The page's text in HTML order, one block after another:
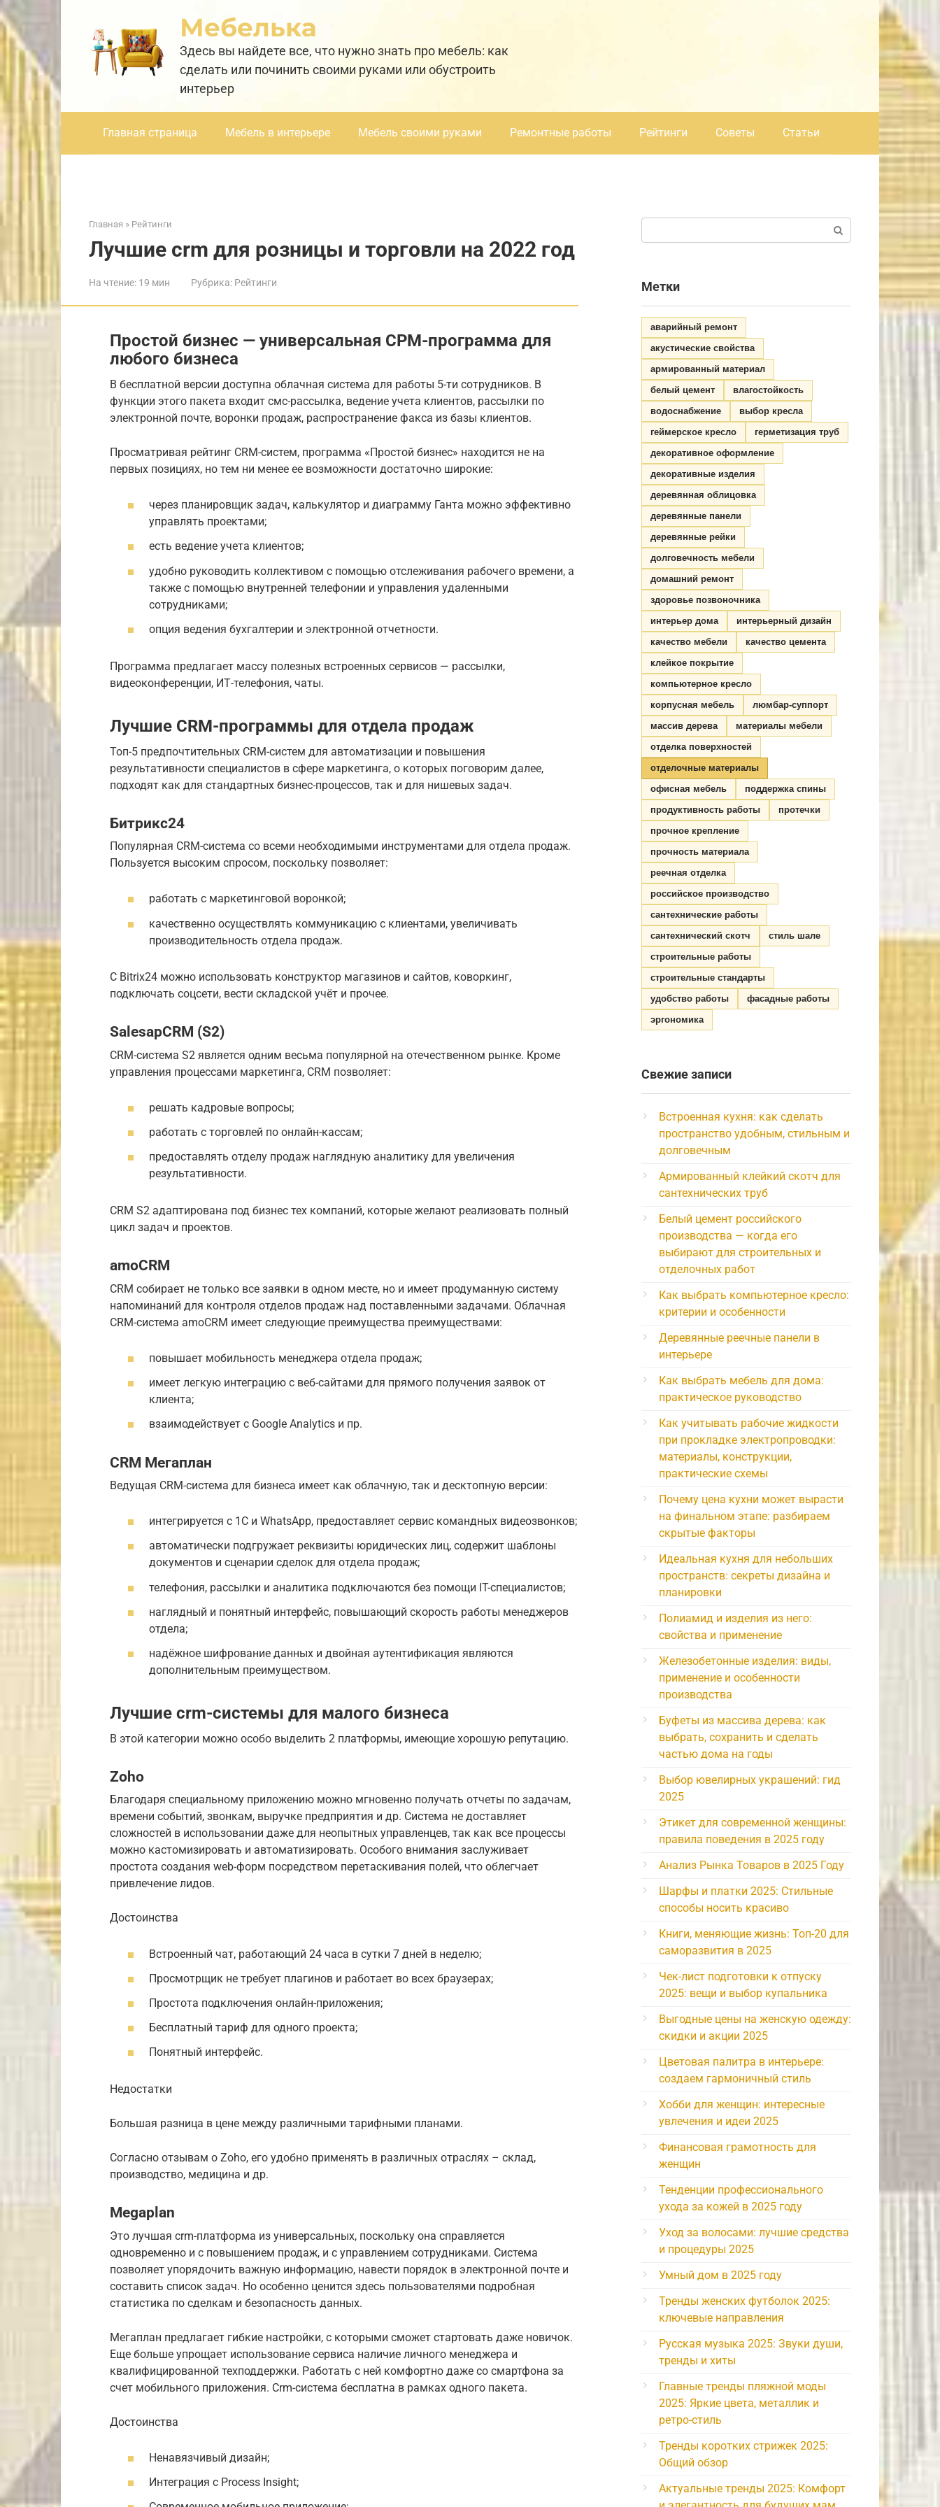
Перейти
к
контенту
Мебелька
Здесь вы найдете все, что нужно знать про мебель: как
сделать или починить своими руками или обустроить
интерьер
Главная страница Мебель в интерьере Мебель своими руками Ремонтные работы Рейтинги Советы Статьи
Главная » Рейтинги
Лучшие crm для розницы и торговли на 2022 год
На чтение: 19 мин Рубрика: Рейтинги
Простой бизнес — универсальная СРМ-программа для
любого бизнеса
В бесплатной версии доступна облачная система для работы 5-ти сотрудников. В
функции этого пакета входит смс-рассылка, ведение учета клиентов, рассылки по
электронной почте, воронки продаж, распространение факса из базы клиентов.
Просматривая рейтинг CRM-систем, программа «Простой бизнес» находится не на
первых позициях, но тем ни менее ее возможности достаточно широкие:
через планировщик задач, калькулятор и диаграмму Ганта можно эффективно
управлять проектами;
есть ведение учета клиентов;
удобно руководить коллективом с помощью отслеживания рабочего времени, а
также с помощью внутренней телефонии и управления удаленными
сотрудниками;
опция ведения бухгалтерии и электронной отчетности.
Программа предлагает массу полезных встроенных сервисов — рассылки,
видеоконференции, ИТ-телефония, чаты.
Лучшие CRM-программы для отдела продаж
Топ-5 предпочтительных CRM-систем для автоматизации и повышения
результативности специалистов в сфере маркетинга, о которых поговорим далее,
подходят как для стандартных бизнес-процессов, так и для нишевых задач.
Битрикс24
Популярная CRM-система со всеми необходимыми инструментами для отдела продаж.
Пользуется высоким спросом, поскольку позволяет:
работать с маркетинговой воронкой;
качественно осуществлять коммуникацию с клиентами, увеличивать
производительность отдела продаж.
С Bitrix24 можно использовать конструктор магазинов и сайтов, коворкинг,
подключать соцсети, вести складской учёт и прочее.
SalesapCRM (S2)
CRM-система S2 является одним весьма популярной на отечественном рынке. Кроме
управления процессами маркетинга, CRM позволяет:
решать кадровые вопросы;
работать с торговлей по онлайн-кассам;
предоставлять отделу продаж наглядную аналитику для увеличения
результативности.
CRM S2 адаптирована под бизнес тех компаний, которые желают реализовать полный
цикл задач и проектов.
amoCRM
CRM собирает не только все заявки в одном месте, но и имеет продуманную систему
напоминаний для контроля отделов продаж над поставленными задачами. Облачная
CRM-система amoCRM имеет следующие преимущества преимуществами:
повышает мобильность менеджера отдела продаж;
имеет легкую интеграцию с веб-сайтами для прямого получения заявок от
клиента;
взаимодействует c Google Analytics и пр.
CRM Мегаплан
Ведущая CRM-система для бизнеса имеет как облачную, так и десктопную версии:
интегрируется с 1С и WhatsApp, предоставляет сервис командных видеозвонков;
автоматически подгружает реквизиты юридических лиц, содержит шаблоны
документов и сценарии сделок для отдела продаж;
телефония, рассылки и аналитика подключаются без помощи IT-специалистов;
наглядный и понятный интерфейс, повышающий скорость работы менеджеров
отдела;
надёжное шифрование данных и двойная аутентификация являются
дополнительным преимуществом.
Лучшие crm-системы для малого бизнеса
В этой категории можно особо выделить 2 платформы, имеющие хорошую репутацию.
Zoho
Благодаря специальному приложению можно мгновенно получать отчеты по задачам,
времени событий, звонкам, выручке предприятия и др. Система не доставляет
сложностей в использовании даже для неопытных управленцев, так как все процессы
можно кастомизировать и автоматизировать. Особого внимания заслуживает
простота создания web-форм посредством перетаскивания полей, что облегчает
привлечение лидов.
Достоинства
Встроенный чат, работающий 24 часа в сутки 7 дней в неделю;
Просмотрщик не требует плагинов и работает во всех браузерах;
Простота подключения онлайн-приложения;
Бесплатный тариф для одного проекта;
Понятный интерфейс.
Недостатки
Большая разница в цене между различными тарифными планами.
Согласно отзывам о Zoho, его удобно применять в различных отраслях – склад,
производство, медицина и др.
Megaplan
Это лучшая crm-платформа из универсальных, поскольку она справляется
одновременно и с повышением продаж, и с управлением сотрудниками. Система
позволяет упорядочить важную информацию, навести порядок в электронной почте и
составить список задач. Но особенно ценится здесь пользователями подробная
статистика по сделкам и безопасность данных.
Мегаплан предлагает гибкие настройки, с которыми сможет стартовать даже новичок.
Еще больше упрощает использование сервиса наличие личного менеджера и
квалифицированной техподдержки. Работать с ней комфортно даже со смартфона за
счет мобильного приложения. Сrm-система бесплатна в рамках одного пакета.
Достоинства
Ненавязчивый дизайн;
Интеграция с Process Insight;
Метки
аварийный ремонт
акустические свойства
армированный материал
белый цемент
влагостойкость
водоснабжение
выбор кресла
геймерское кресло
герметизация труб
декоративное оформление
декоративные изделия
деревянная облицовка
деревянные панели
деревянные рейки
долговечность мебели
домашний ремонт
здоровье позвоночника
интерьер дома
интерьерный дизайн
качество мебели
качество цемента
клейкое покрытие
компьютерное кресло
корпусная мебель
люмбар-суппорт
массив дерева
материалы мебели
отделка поверхностей
отделочные материалы
офисная мебель
поддержка спины
продуктивность работы
протечки
прочное крепление
прочность материала
реечная отделка
российское производство
сантехнические работы
сантехнический скотч
стиль шале
строительные работы
строительные стандарты
удобство работы
фасадные работы
эргономика
Свежие записи
Встроенная кухня: как сделать
пространство удобным, стильным и
долговечным
Армированный клейкий скотч для
сантехнических труб
Белый цемент российского
производства — когда его
выбирают для строительных и
отделочных работ
Как выбрать компьютерное кресло:
критерии и особенности
Деревянные реечные панели в
интерьере
Как выбрать мебель для дома:
практическое руководство
Как учитывать рабочие жидкости
при прокладке электропроводки:
материалы, конструкции,
практические схемы
Почему цена кухни может вырасти
на финальном этапе: разбираем
скрытые факторы
Идеальная кухня для небольших
пространств: секреты дизайна и
планировки
Полиамид и изделия из него:
свойства и применение
Железобетонные изделия: виды,
применение и особенности
производства
Буфеты из массива дерева: как
выбрать, сохранить и сделать
частью дома на годы
Выбор ювелирных украшений: гид
2025
Этикет для современной женщины:
правила поведения в 2025 году
Анализ Рынка Товаров в 2025 Году
Шарфы и платки 2025: Стильные
способы носить красиво
Книги, меняющие жизнь: Топ-20 для
саморазвития в 2025
Чек-лист подготовки к отпуску
2025: вещи и выбор купальника
Выгодные цены на женскую одежду:
скидки и акции 2025
Цветовая палитра в интерьере:
создаем гармоничный стиль
Хобби для женщин: интересные
увлечения и идеи 2025
Финансовая грамотность для
женщин
Тенденции профессионального
ухода за кожей в 2025 году
Уход за волосами: лучшие средства
и процедуры 2025
Умный дом в 2025 году
Тренды женских футболок 2025:
ключевые направления
Русская музыка 2025: Звуки души,
тренды и хиты
Главные тренды пляжной моды
2025: Яркие цвета, металлик и
ретро-стиль
Тренды коротких стрижек 2025:
Общий обзор
Актуальные тренды 2025: Комфорт